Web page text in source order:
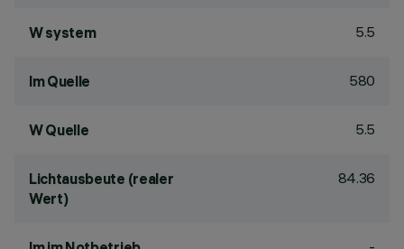
W system 5.5
lm Quelle 580
W Quelle 5.5
Lichtausbeute (realer
Wert)
84.36